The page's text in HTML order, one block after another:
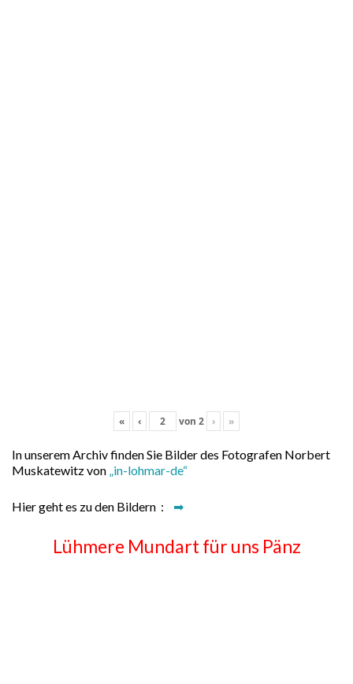
« ‹ von 2 › »
In unserem Archiv finden Sie Bilder des Fotografen Norbert
Muskatewitz von „in-lohmar-de“
Hier geht es zu den Bildern : ➡
Lühmere Mundart für uns Pänz